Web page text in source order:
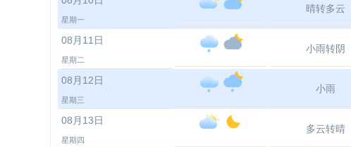
星期一
晴转多云
08月11日
星期二
小雨转阴
08月12日
星期三
小雨
08月13日
星期四
多云转晴